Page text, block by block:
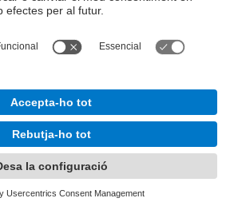
i la
Seguretat i salut
Autoprotecció i emergències
de Catalunya - BarcelonaTech
Accessibilitat
de privadesa